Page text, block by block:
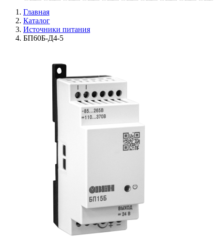
Главная
Каталог
Источники питания
БП60Б-Д4-5